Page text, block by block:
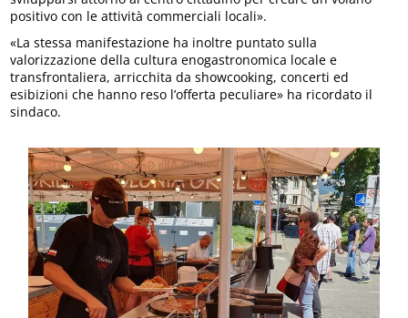
positivo con le attività commerciali locali».
«La stessa manifestazione ha inoltre puntato sulla
valorizzazione della cultura enogastronomica locale e
transfrontaliera, arricchita da showcooking, concerti ed
esibizioni che hanno reso l’offerta peculiare» ha ricordato il
sindaco.